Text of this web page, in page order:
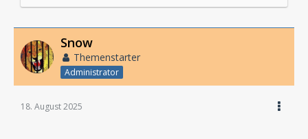
Snow
Themenstarter
Administrator
18. August 2025